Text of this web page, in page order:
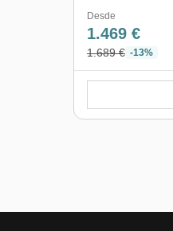
Desde
1.469 €
1.689 € -13%